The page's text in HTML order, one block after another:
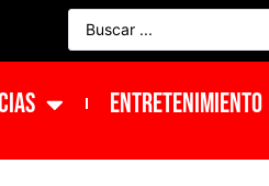
ENTRETENIMIENTO